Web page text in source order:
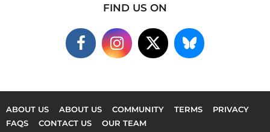
FIND US ON
ABOUT US ABOUT US COMMUNITY TERMS
PRIVACY
FAQS
CONTACT US OUR TEAM